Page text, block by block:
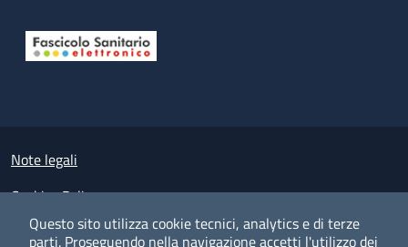
Questo sito utilizza cookie tecnici, analytics e di terze
parti. Proseguendo nella navigazione accetti l'utilizzo dei
Small prints
Note legali
Cookies Policy
Policy privacy e protezione del dato personale